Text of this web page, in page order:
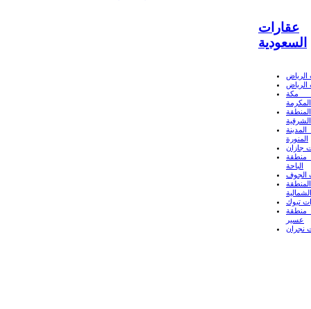
عقارات
السعودية
الرياض
الرياض
مكة
المكرمة
الشرقية
المنورة
جازان
منطقة
الباحة
الجوف
الشمالية
تبوك
منطقة
عسير
نجران